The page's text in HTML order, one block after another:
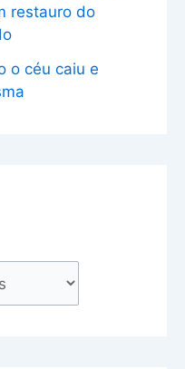
restauro do
o céu caiu e